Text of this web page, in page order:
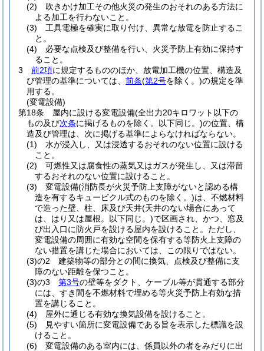
(2)
吹きかけ加工その他火災の発生のおそれのある方法に
よる加工を行わないこと。
(3)
工具電極を確実に取り付け、異常な放電を防止するこ
と。
(4)
必要な点検及び整備を行い、火災予防上有効に保持す
ること。
3
前2項に規定するもののほか、放電加工機の位置、構造及
び管理の基準については、 前条(第2号を除く。)の規定を準
用する。
(変電設備)
第18条
屋内に設ける変電設備(全出力20キロワット以下の
もの及び次条に掲げるものを除く。以下同じ。)の位置、構
造及び管理は、次に掲げる基準によらなければならない。
(1)
水が浸入し、又は浸透するおそれのない位置に設ける
こと。
(2)
可燃性又は腐食性の蒸気又はガスが発生し、又は滞留
するおそれのない位置に設けること。
(3)
変電設備(消防長が火災予防上支障がないと認める構
造を有するキュービクル式のものを除く。)は、不燃材料
で造った壁、柱、床及び天井(天井のない場合にあって
は、はり又は屋根。以下同じ。)で区画され、かつ、窓及
び出入口に防火戸を設ける屋内を設けること。 ただし、
変電設備の周囲に有効な空間を保有する等防火上支障の
ない措置を講じた場合においては、この限りではない。
(3)の2
建築物等の部分との間に換気、点検及び整備に支
障のない距離を保つこと。
(3)の3
第3号の壁等をダクト、ケーブル等が貫通する部分
には、すき間を不燃材料で埋める等火災予防上有効な措
置を講じること。
(4)
屋外に通じる有効な換気設備を設けること。
(5)
見やすい箇所に変電設備である旨を表示した標識を設
けること。
(6)
変電設備のある室内には、係員以外の者をみだりに出